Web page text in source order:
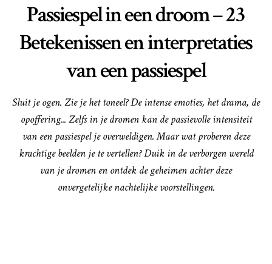
Passiespel in een droom – 23
Betekenissen en interpretaties
van een passiespel
Sluit je ogen. Zie je het toneel? De intense emoties, het drama, de
opoffering... Zelfs in je dromen kan de passievolle intensiteit
van een passiespel je overweldigen. Maar wat proberen deze
krachtige beelden je te vertellen? Duik in de verborgen wereld
van je dromen en ontdek de geheimen achter deze
onvergetelijke nachtelijke voorstellingen.